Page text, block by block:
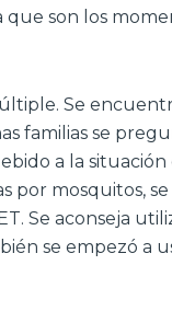
son los
Se
familias se
a la
por mosquitos, se
Se aconseja
se empezó a